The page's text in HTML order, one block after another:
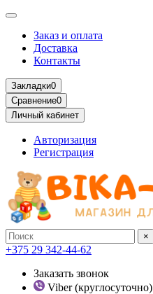
Заказ и оплата
Доставка
Контакты
Закладки0
Сравнение0
Личный кабинет
Авторизация
Регистрация
×
+375 29 342-44-62
Заказать звонок
Viber (круглосуточно)